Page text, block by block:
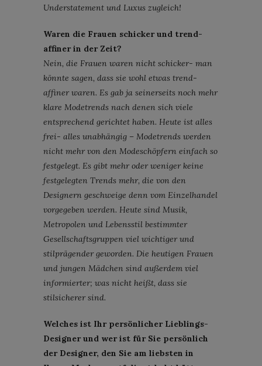
Understatement und Luxus zugleich!
Waren die Frauen schicker und trend-
affiner in der Zeit?
Nein, die Frauen waren nicht schicker- man
könnte sagen, dass sie wohl etwas trend-
affiner waren. Es gab ja seinerseits noch mehr
klare Modetrends nach denen sich viele
entsprechend gerichtet haben. Heute ist alles
frei- alles unabhängig – Modetrends werden
nicht mehr von den Modeschöpfern einfach so
festgelegt. Es gibt mehr oder weniger keine
festgelegten Trends mehr, die von den
Designern geschweige denn vom Einzelhandel
vorgegeben werden. Heute sind Musik,
Metropolen und Lebensstil bestimmter
Gesellschaftsgruppen viel wichtiger und
stilprägender geworden. Die heutigen Frauen
und jungen Mädchen sind außerdem viel
informierter; was nicht heißt, dass sie
stilsicherer sind.
Welches ist Ihr persönlicher Lieblings-
Designer und wer ist für Sie persönlich
der Designer, den Sie am liebsten in